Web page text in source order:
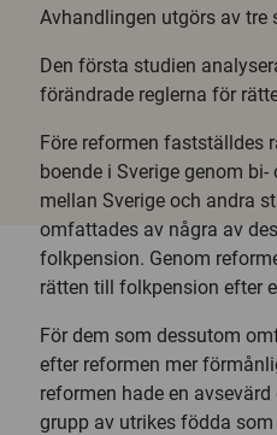
Avhandlingen utgörs av tre
Den första studien
förändrade reglerna för
Före reformen fastställdes
boende i Sverige genom
mellan Sverige och andra
omfattades av några av
folkpension. Genom
rätten till folkpension efter
För dem som dessutom
efter reformen mer
reformen hade en
grupp av utrikes födda